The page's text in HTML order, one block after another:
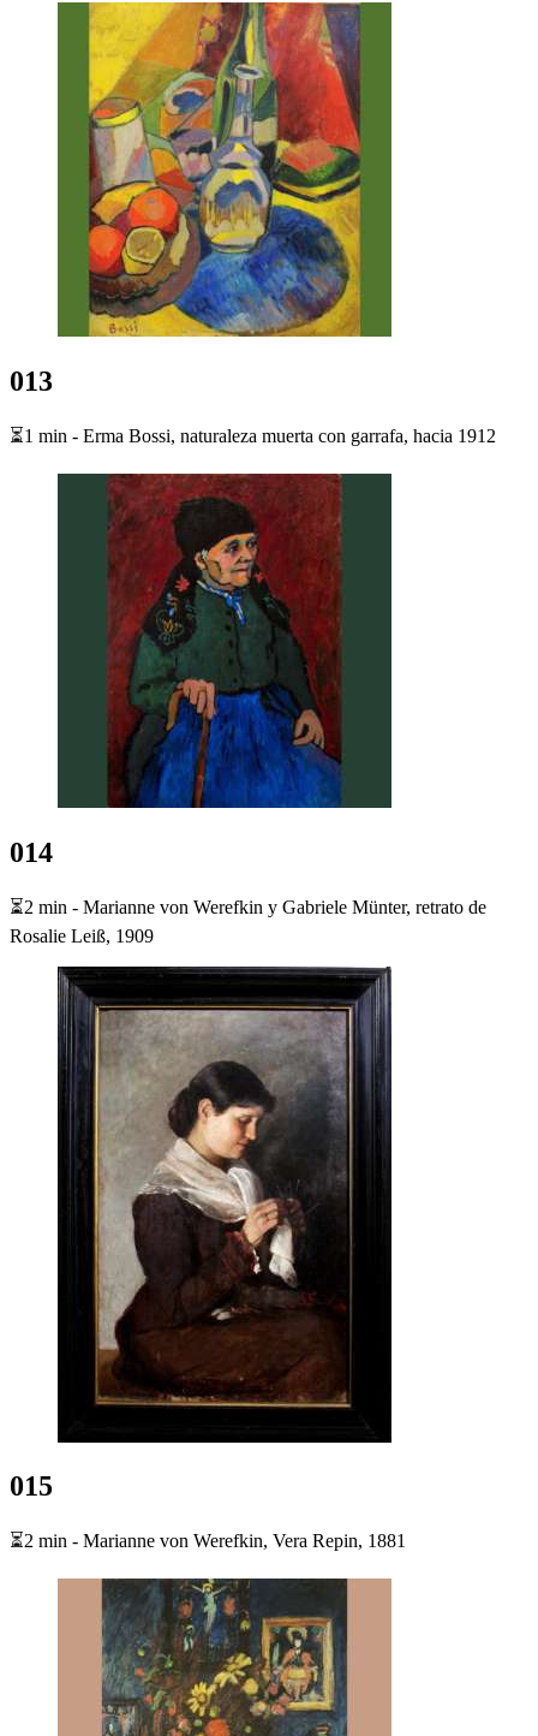
013
⏳1 min - Erma Bossi, naturaleza muerta con garrafa, hacia 1912
014
⏳2 min - Marianne von Werefkin y Gabriele Münter, retrato de
Rosalie Leiß, 1909
015
⏳2 min - Marianne von Werefkin, Vera Repin, 1881